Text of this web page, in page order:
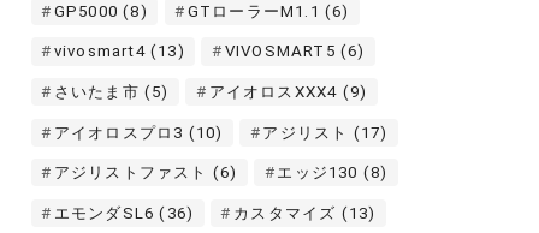
GP5000 (8) GTローラーM1.1 (6)
vivosmart4(13) VIVOSMART5 (6)
さいたま市 (5) アイオロスXXX4 (9)
アイオロスプロ3 (10) アジリスト (17)
アジリストファスト (6) エッジ130 (8)
エモンダSL6 (36) カスタマイズ (13)